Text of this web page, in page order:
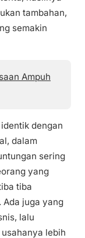
tambahan,
semakin
Ampuh
dengan
dalam
sering
yang
tiba
Ada juga yang
lalu
lebih